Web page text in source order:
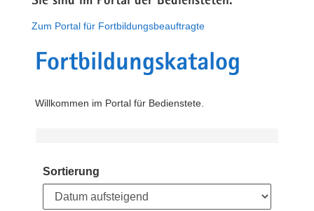
Zum Portal für Fortbildungsbeauftragte
Fortbildungskatalog
Willkommen im Portal für Bedienstete.
Sortierung